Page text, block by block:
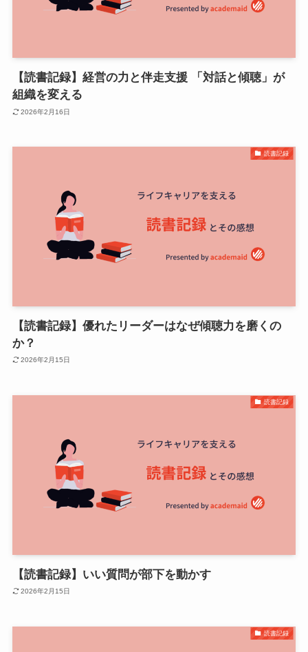
【読書記録】経営の力と伴走支援 「対話と傾聴」が
組織を変える
2026年2月16日
読書記録
【読書記録】優れたリーダーはなぜ傾聴力を磨くの
か？
2026年2月15日
読書記録
【読書記録】いい質問が部下を動かす
2026年2月15日
読書記録